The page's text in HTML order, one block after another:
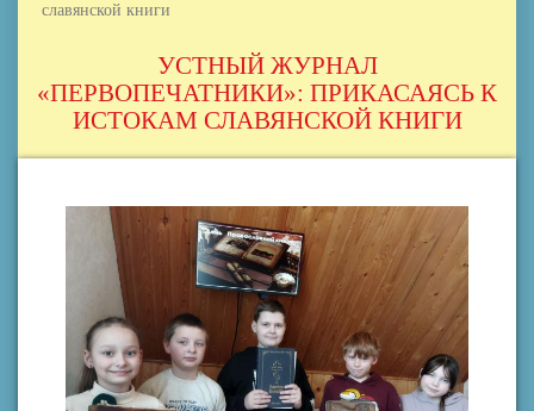
славянской книги
УСТНЫЙ ЖУРНАЛ
«ПЕРВОПЕЧАТНИКИ»: ПРИКАСАЯСЬ К
ИСТОКАМ СЛАВЯНСКОЙ КНИГИ